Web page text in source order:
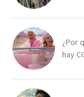
¿Por
hay